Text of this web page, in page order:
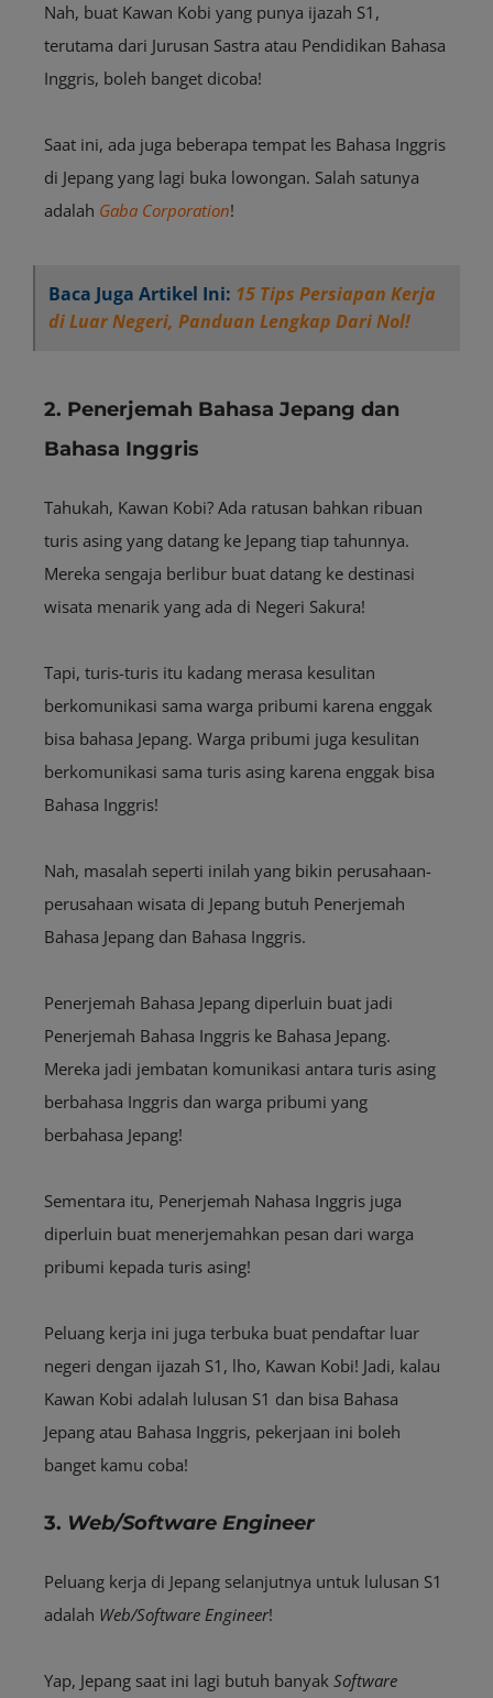
Nah, buat Kawan Kobi yang punya ijazah S1,
terutama dari Jurusan Sastra atau Pendidikan Bahasa
Inggris, boleh banget dicoba!
Saat ini, ada juga beberapa tempat les Bahasa Inggris
di Jepang yang lagi buka lowongan. Salah satunya
adalah Gaba Corporation!
Baca Juga Artikel Ini: 15 Tips Persiapan Kerja
di Luar Negeri, Panduan Lengkap Dari Nol!
2. Penerjemah Bahasa Jepang dan
Bahasa Inggris
Tahukah, Kawan Kobi? Ada ratusan bahkan ribuan
turis asing yang datang ke Jepang tiap tahunnya.
Mereka sengaja berlibur buat datang ke destinasi
wisata menarik yang ada di Negeri Sakura!
Tapi, turis-turis itu kadang merasa kesulitan
berkomunikasi sama warga pribumi karena enggak
bisa bahasa Jepang. Warga pribumi juga kesulitan
berkomunikasi sama turis asing karena enggak bisa
Bahasa Inggris!
Nah, masalah seperti inilah yang bikin perusahaan-
perusahaan wisata di Jepang butuh Penerjemah
Bahasa Jepang dan Bahasa Inggris.
Penerjemah Bahasa Jepang diperluin buat jadi
Penerjemah Bahasa Inggris ke Bahasa Jepang.
Mereka jadi jembatan komunikasi antara turis asing
berbahasa Inggris dan warga pribumi yang
berbahasa Jepang!
Sementara itu, Penerjemah Nahasa Inggris juga
diperluin buat menerjemahkan pesan dari warga
pribumi kepada turis asing!
Peluang kerja ini juga terbuka buat pendaftar luar
negeri dengan ijazah S1, lho, Kawan Kobi! Jadi, kalau
Kawan Kobi adalah lulusan S1 dan bisa Bahasa
Jepang atau Bahasa Inggris, pekerjaan ini boleh
banget kamu coba!
3. Web/Software Engineer
Peluang kerja di Jepang selanjutnya untuk lulusan S1
adalah Web/Software Engineer!
Yap, Jepang saat ini lagi butuh banyak Software